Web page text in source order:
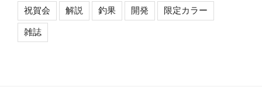
祝賀会 解説 釣果 開発 限定カラー
雑誌